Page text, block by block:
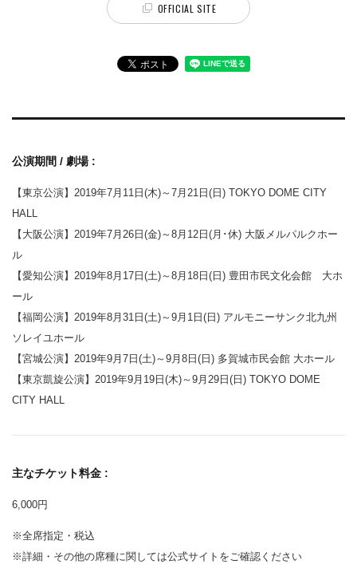
OFFICIAL SITE
公演期間 / 劇場 :
【東京公演】2019年7月11日(木)～7月21日(日) TOKYO DOME CITY
HALL
【大阪公演】2019年7月26日(金)～8月12日(月･休) 大阪メルパルクホー
ル
【愛知公演】2019年8月17日(土)～8月18日(日) 豊田市民文化会館 大ホ
ール
【福岡公演】2019年8月31日(土)～9月1日(日) アルモニーサンク北九州
ソレイユホール
【宮城公演】2019年9月7日(土)～9月8日(日) 多賀城市民会館 大ホール
【東京凱旋公演】2019年9月19日(木)～9月29日(日) TOKYO DOME
CITY HALL
主なチケット料金 :
6,000円
※全席指定・税込
※詳細・その他の席種に関しては公式サイトをご確認ください